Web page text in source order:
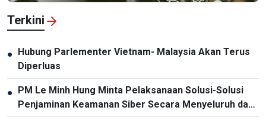
Terkini
● Hubung Parlementer Vietnam- Malaysia Akan Terus
Diperluas
● PM Le Minh Hung Minta Pelaksanaan Solusi-Solusi
Penjaminan Keamanan Siber Secara Menyeluruh dan